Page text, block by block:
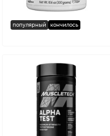
популярный кончилось